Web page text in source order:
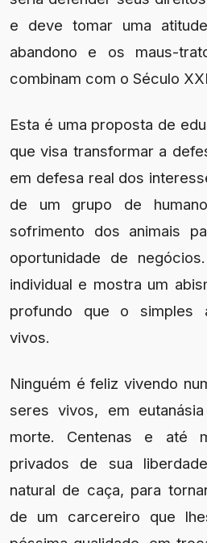
e deve tomar uma
abandono e os maus-
combinam com o Século
Esta é uma proposta de
que visa transformar a
em defesa real dos
de um grupo de
sofrimento dos animais
oportunidade de
individual e mostra um
profundo que o simples
vivos.
Ninguém é feliz vivendo
seres vivos, em
morte. Centenas e até
privados de sua
natural de caça, para
de um carcereiro que